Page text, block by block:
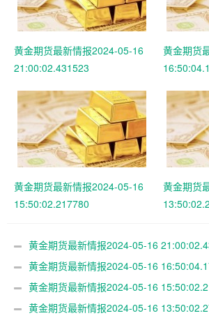
黄金期货最新情报2024-05-16
21:00:02.431523
黄金期货
黄金期货最新情报2024-05-16
15:50:02.217780
黄金期货
黄金期货最新情报2024-05-16
黄金期货最新情报2024-05-16
黄金期货最新情报2024-05-16
黄金期货最新情报2024-05-16